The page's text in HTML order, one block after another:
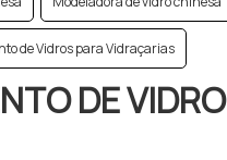
de Vidros para Vidraçarias
DE VIDRO